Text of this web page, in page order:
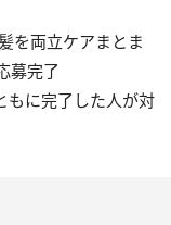
を両立ケアまとま
募完了
もに完了した人が対